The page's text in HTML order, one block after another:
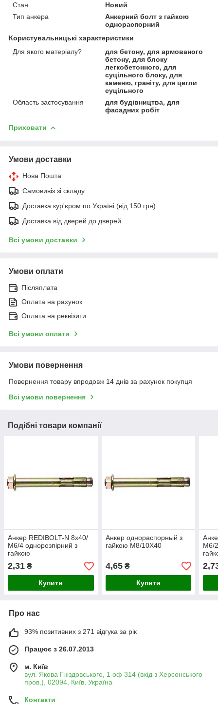
Стан
Новий
Тип анкера
Анкерний болт з гайкою
однораспорний
Користувальницькі характеристики
Для якого матеріалу?
для бетону, для армованого
бетону, для блоку
легкобетонного, для
суцільного блоку, для
каменю, граніту, для цегли
суцільного
Область застосування
для будівництва, для
фасадних робіт
Приховати
Умови доставки
Нова Пошта
Самовивіз зі складу
Доставка кур'єром по Україні (від 150 грн)
Доставка від дверей до дверей
Всі умови доставки
Умови оплати
Післяплата
Оплата на рахунок
Оплата на реквізити
Всі умови оплати
Умови повернення
Повернення товару впродовж 14 днів за рахунок покупця
Всі умови повернення
Подібні товари компанії
Анкер REDIBOLT-N 8х40/
М6/4 однорозпірний з
гайкою
2,31 ₴
Купити
Анкер однораспорный з
гайкою М8/10Х40
4,65₴
Купити
М6/
Про нас
93% позитивних з 271 відгука за рік
Працює з 26.07.2013
м. Київ
вул. Якова Гніздовського, 1 оф 314 (вхід з Херсонського
пров.), 02094, Київ, Україна
Контакти